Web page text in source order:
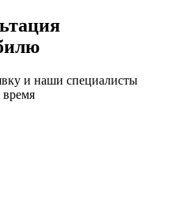
и наши специалисты